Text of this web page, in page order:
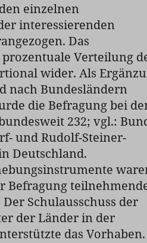
einzelnen
interessierenden
Das
Verteilung
wider. Als
nach Bundesländern
die Befragung bei
232; vgl.:
und Rudolf-Steiner-
Deutschland.
Befragung
Schulausschuss der
der Länder in der
das Vorhaben.